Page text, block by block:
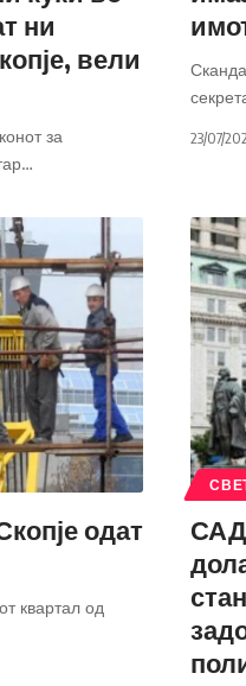
ни
вели
за
…
23/07/
одат
квартал од
САД